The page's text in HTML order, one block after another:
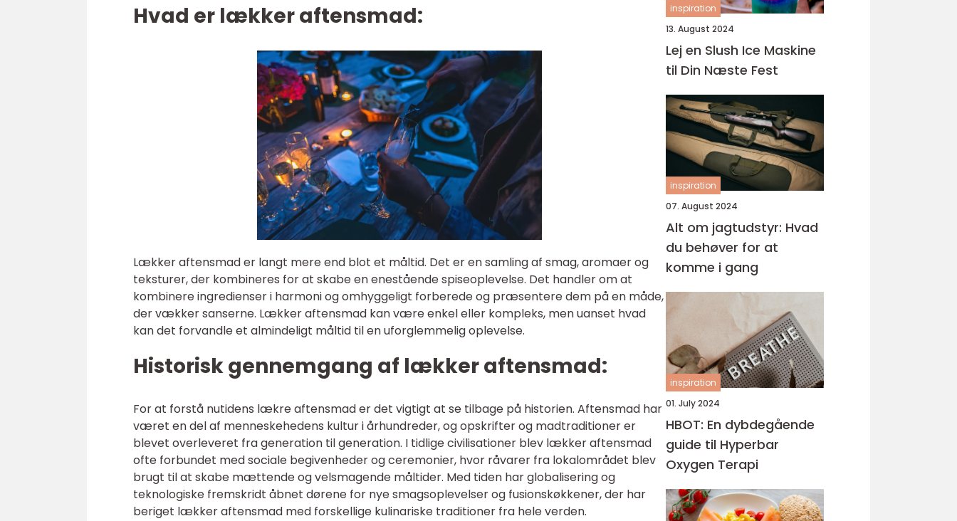
Hvad er lækker aftensmad:
Lækker aftensmad er langt mere end blot et måltid. Det er en samling af smag, aromaer og
teksturer, der kombineres for at skabe en enestående spiseoplevelse. Det handler om at
kombinere ingredienser i harmoni og omhyggeligt forberede og præsentere dem på en måde,
der vækker sanserne. Lækker aftensmad kan være enkel eller kompleks, men uanset hvad
kan det forvandle et almindeligt måltid til en uforglemmelig oplevelse.
Historisk gennemgang af lækker aftensmad:
For at forstå nutidens lækre aftensmad er det vigtigt at se tilbage på historien. Aftensmad har
været en del af menneskehedens kultur i århundreder, og opskrifter og madtraditioner er
blevet overleveret fra generation til generation. I tidlige civilisationer blev lækker aftensmad
ofte forbundet med sociale begivenheder og ceremonier, hvor råvarer fra lokalområdet blev
brugt til at skabe mættende og velsmagende måltider. Med tiden har globalisering og
teknologiske fremskridt åbnet dørene for nye smagsoplevelser og fusionskøkkener, der har
beriget lækker aftensmad med forskellige kulinariske traditioner fra hele verden.
inspiration
13. August 2024
Lej en Slush Ice Maskine
til Din Næste Fest
inspiration
07. August 2024
Alt om jagtudstyr: Hvad
du behøver for at
komme i gang
inspiration
01. July 2024
HBOT: En dybdegående
guide til Hyperbar
Oxygen Terapi